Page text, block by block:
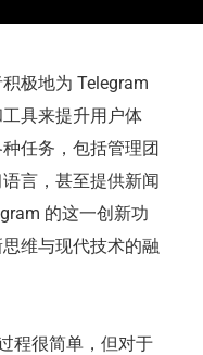
极地为 Telegram
具来提升用户体
任务，包括管理团
言，甚至提供新闻
的这一创新功
维与现代技术的融
程很简单，但对于